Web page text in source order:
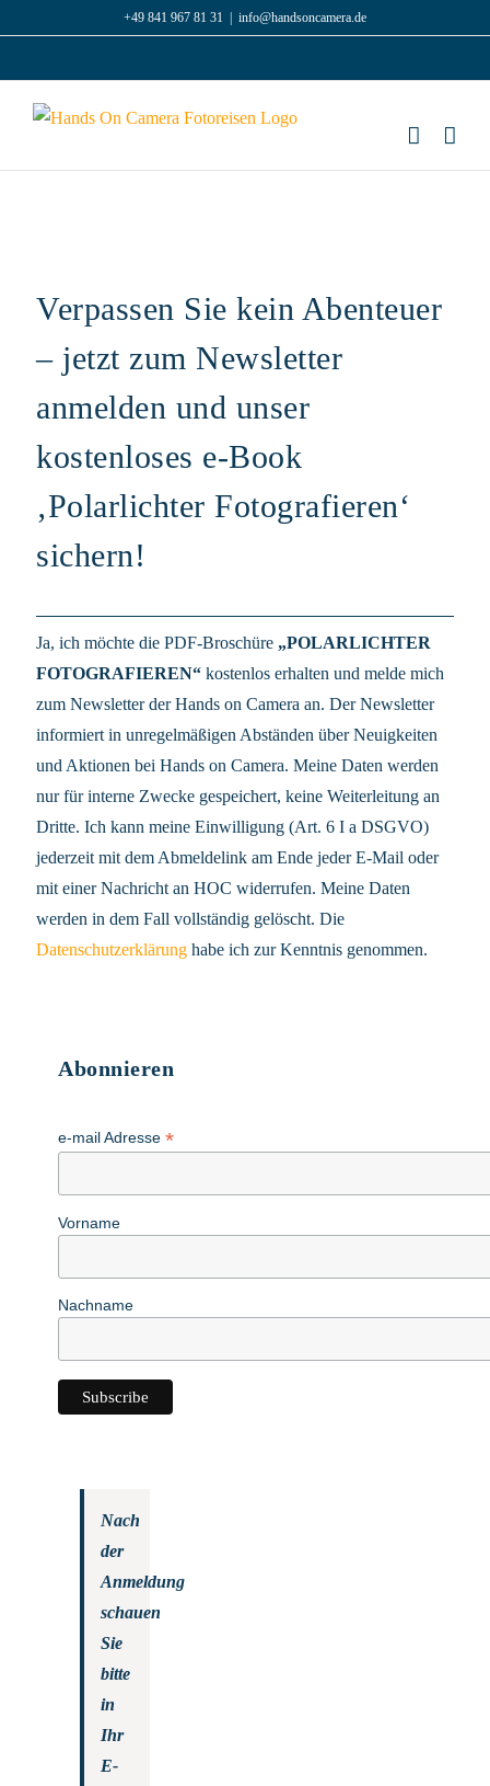
+49 841 967 81 31 info@handsoncamera.de
Verpassen Sie kein Abenteuer
– jetzt zum Newsletter
anmelden und unser
kostenloses e-Book
‚Polarlichter Fotografieren‘
sichern!
Ja, ich möchte die PDF-Broschüre „POLARLICHTER
FOTOGRAFIEREN“ kostenlos erhalten und melde mich
zum Newsletter der Hands on Camera an. Der Newsletter
informiert in unregelmäßigen Abständen über Neuigkeiten
und Aktionen bei Hands on Camera. Meine Daten werden
nur für interne Zwecke gespeichert, keine Weiterleitung an
Dritte. Ich kann meine Einwilligung (Art. 6 I a DSGVO)
jederzeit mit dem Abmeldelink am Ende jeder E-Mail oder
mit einer Nachricht an HOC widerrufen. Meine Daten
werden in dem Fall vollständig gelöscht. Die
Datenschutzerklärung habe ich zur Kenntnis genommen.
Abonnieren
e-mail Adresse *
Vorname
Nachname
Nach
der
Anmeldung
schauen
Sie
bitte
in
Ihr
E-